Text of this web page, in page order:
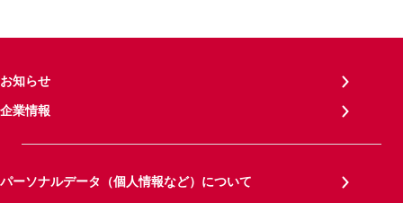
お知らせ
企業情報
パーソナルデータ（個人情報など）について